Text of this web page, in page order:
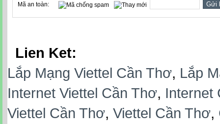
Mã an toàn:
Lien Ket:
Lắp Mạng Viettel Cần Thơ, Lắp
Internet Viettel Cần Thơ, Internet
Viettel Cần Thơ, Viettel Cần Thơ,